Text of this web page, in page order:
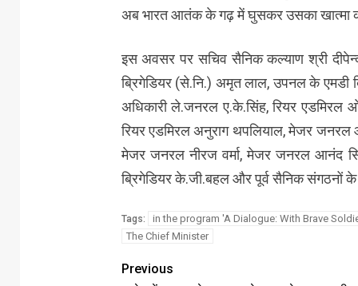
अब भारत आतंक के गढ़ में घुसकर उसका खात्मा
इस अवसर पर सचिव सैनिक कल्याण श्री
ब्रिगेडियर (से.नि.) अमृत लाल, उपनल के एमडी
अधिकारी ले.जनरल ए.के.सिंह, रियर एडमिरल
रियर एडमिरल अनुराग थपलियाल, मेजर जनरल
मेजर जनरल नीरज वर्मा, मेजर जनरल आनंद
ब्रिगेडियर के.जी.बहल और पूर्व सैनिक संगठनों के
Tags:
in the program 'A Dialogue: With Brave
The Chief Minister
Previous